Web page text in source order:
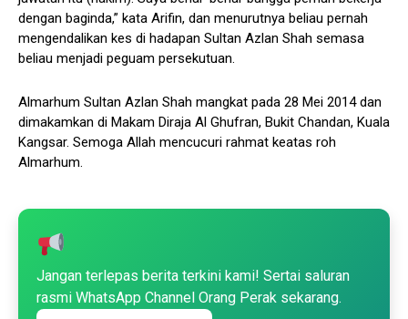
dengan baginda,” kata Arifin, dan menurutnya beliau pernah
mengendalikan kes di hadapan Sultan Azlan Shah semasa
beliau menjadi peguam persekutuan.
Almarhum Sultan Azlan Shah mangkat pada 28 Mei 2014 dan
dimakamkan di Makam Diraja Al Ghufran, Bukit Chandan, Kuala
Kangsar. Semoga Allah mencucuri rahmat keatas roh
Almarhum.
Jangan terlepas berita terkini kami! Sertai saluran
rasmi WhatsApp Channel Orang Perak sekarang.